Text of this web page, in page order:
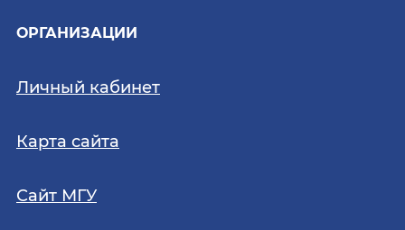
ОРГАНИЗАЦИИ
Личный кабинет
Карта сайта
Сайт МГУ